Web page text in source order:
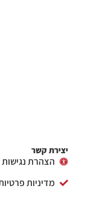
יצירת קשר
הצהרת נגישות
מדיניות